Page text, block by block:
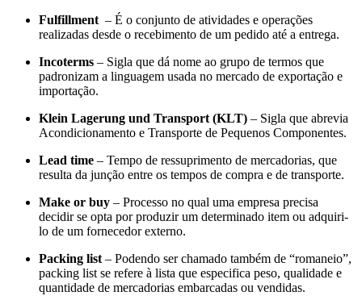
Fulfillment – É o conjunto de atividades e operações
realizadas desde o recebimento de um pedido até a entrega.
Incoterms – Sigla que dá nome ao grupo de termos que
padronizam a linguagem usada no mercado de exportação e
importação.
Klein Lagerung und Transport (KLT) – Sigla que abrevia
Acondicionamento e Transporte de Pequenos Componentes.
Lead time – Tempo de ressuprimento de mercadorias, que
resulta da junção entre os tempos de compra e de transporte.
Make or buy – Processo no qual uma empresa precisa
decidir se opta por produzir um determinado item ou adquiri-
lo de um fornecedor externo.
Packing list – Podendo ser chamado também de “romaneio”,
packing list se refere à lista que especifica peso, qualidade e
quantidade de mercadorias embarcadas ou vendidas.